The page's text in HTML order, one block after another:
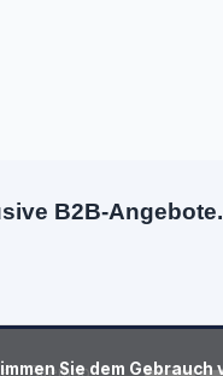
B2B-Angebote.